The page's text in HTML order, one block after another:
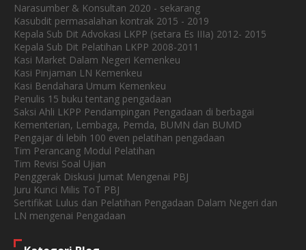
Narasumber & Konsultan 2020 - sekarang
Kasubdit permasalahan kontrak 2015 - 2019
Kepala Sub Dit Advokasi LKPP (setara Es IIIa) 2012- 2015
Kepala Sub Dit Pelatihan LKPP 2008-2011
Kasi Market Dalam Negeri Kemenkeu
Kasi Pinjaman LN Kemenkeu
Kasi Bendahara Umum Kemenkeu
Penulis 15 buku tentang pengadaan
Saksi Ahli LKPP Pendampingan Pengadaan di berbagai
Kementerian, Lembaga, Pemda, BUMN dan BUMD
Pengajar di lebih 100 even pelatihan pengadaan
Tim Perancang Modul Pelatihan
Tim Revisi Soal Ujian
Penggerak Diskusi Jumat Mengenai PBJ
Juru Kunci Milis ToT PBJ
Sertifikat Lulus dan Pelatihan Pengadaan Dalam Negeri dan
LN mengenai Pengadaan